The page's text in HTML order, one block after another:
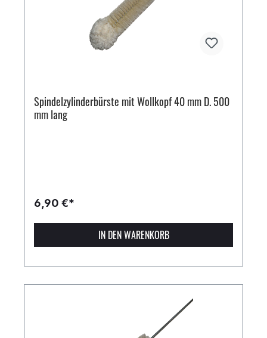
Spindelzylinderbürste mit Wollkopf 40 mm D. 500
mm lang
6,90 €*
IN DEN WARENKORB